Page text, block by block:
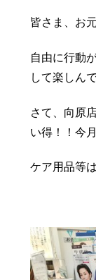
レンズ交換
お
採用情
皆さま、お
自由に行動
して楽しん
さて、向原
い得！！今
ケア用品等